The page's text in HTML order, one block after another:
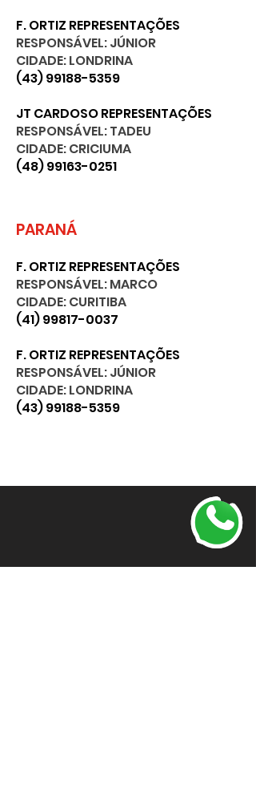
F. ORTIZ REPRESENTAÇÕES
RESPONSÁVEL: JÚNIOR
CIDADE: LONDRINA
(43) 99188-5359
JT CARDOSO REPRESENTAÇÕES
RESPONSÁVEL: TADEU
CIDADE: CRICIUMA
(48) 99163-0251
PARANÁ
F. ORTIZ REPRESENTAÇÕES
RESPONSÁVEL: MARCO
CIDADE: CURITIBA
(41) 99817-0037
F. ORTIZ REPRESENTAÇÕES
RESPONSÁVEL: JÚNIOR
CIDADE: LONDRINA
(43) 99188-5359